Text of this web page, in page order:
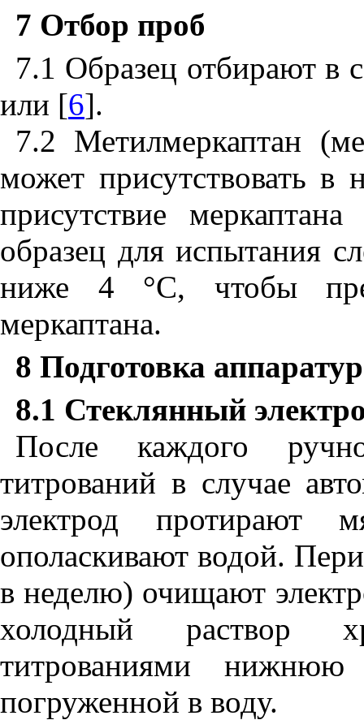
7 Отбор проб
7.1 Образец отбирают в
или [6].
7.2 Метилмеркаптан
может присутствовать в
присутствие
образец для испытания
ниже 4 °С, чтобы
меркаптана.
8 Подготовка
8.1 Стеклянный
После каждого
титрований в случае
электрод протирают
ополаскивают водой.
в неделю) очищают
холодный раствор
титрованиями нижнюю
погруженной в воду.